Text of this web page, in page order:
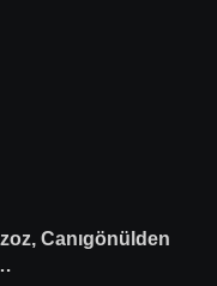
Canıgönülden